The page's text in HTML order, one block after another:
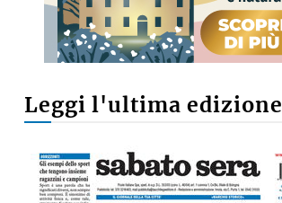
Leggi l'ultima edizione